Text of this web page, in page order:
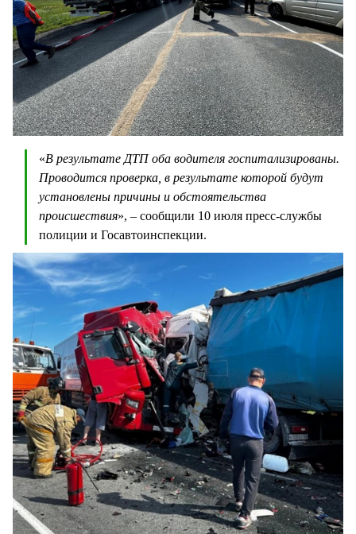
«В результате ДТП оба водителя госпитализированы.
Проводится проверка, в результате которой будут
установлены причины и обстоятельства
происшествия», – сообщили 10 июля пресс-службы
полиции и Госавтоинспекции.